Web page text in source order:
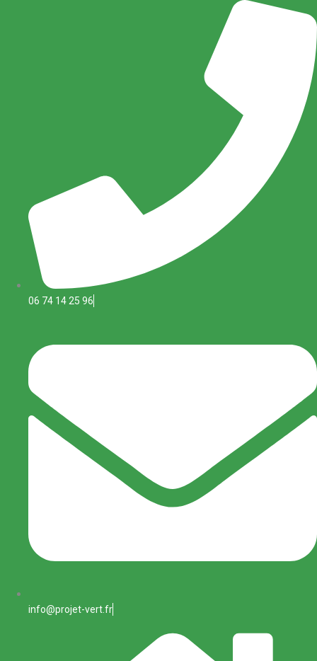
06 74 14 25 96
info@projet-vert.fr